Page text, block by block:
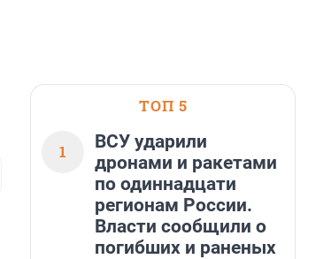
ТОП 5
1
ВСУ ударили
дронами и ракетами
по одиннадцати
регионам России.
Власти сообщили о
погибших и раненых